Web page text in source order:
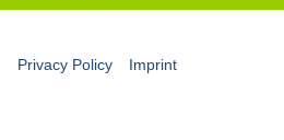
Privacy Policy Imprint